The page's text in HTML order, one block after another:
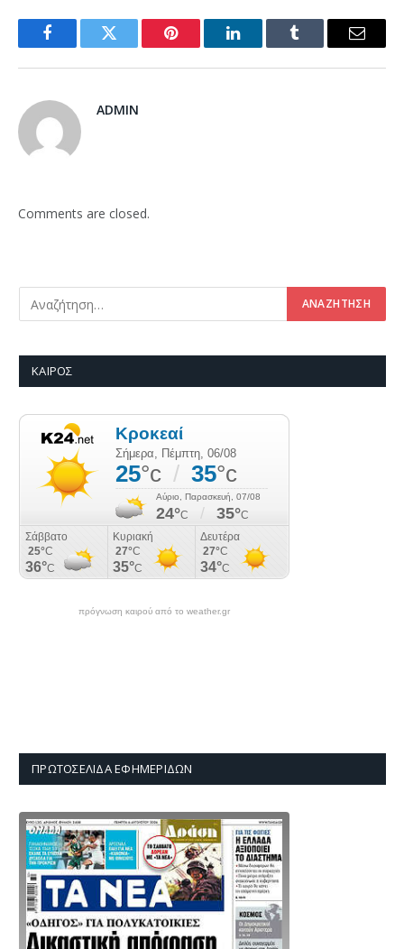
FacebookTwitter Pinterest LinkedInTumblr Email
ADMIN
Comments are closed.
ΚΑΙΡΌΣ
πρόγνωση καιρού από το weather.gr
ΠΡΩΤΟΣΈΛΙΔΑ ΕΦΗΜΕΡΊΔΩΝ